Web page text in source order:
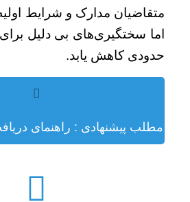
متقاضیان مدارک و شرایط
اما سختگیری‌های بی دلیل برای
حدودی کاهش یابد.
مطلب پیشنهادی : راهنمای دریافت